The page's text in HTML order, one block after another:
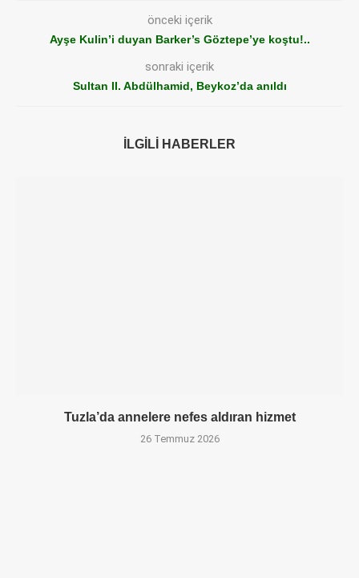
önceki içerik
Ayşe Kulin’i duyan Barker’s Göztepe’ye koştu!..
sonraki içerik
Sultan II. Abdülhamid, Beykoz’da anıldı
İLGILI HABERLER
Tuzla’da annelere nefes aldıran hizmet
26 Temmuz 2026